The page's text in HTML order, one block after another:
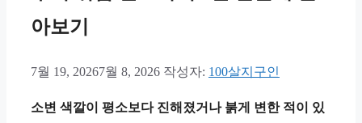
아보기
7월 19, 20267월 8, 2026 작성자: 100살지구인
소변 색깔이 평소보다 진해졌거나 붉게 변한 적이 있